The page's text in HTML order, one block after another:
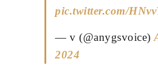
pic.twitter.com/
— v (@anygsvoice)
2024